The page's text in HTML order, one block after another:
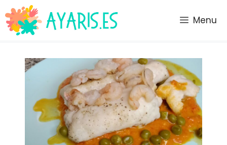
Saltar
al
contenido
Menu